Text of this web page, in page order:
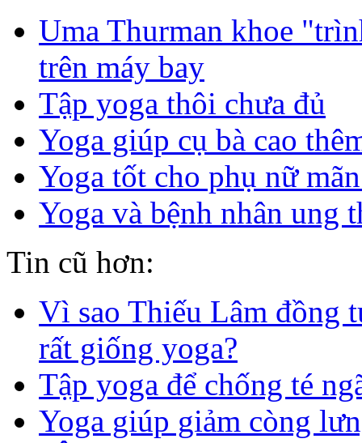
Uma Thurman khoe
trên máy bay
Tập yoga thôi chưa đủ
Yoga giúp cụ bà cao
Yoga tốt cho phụ nữ
Yoga và bệnh nhân ung
Tin cũ hơn:
Vì sao Thiếu Lâm đồng
rất giống yoga?
Tập yoga để chống té
Yoga giúp giảm còng